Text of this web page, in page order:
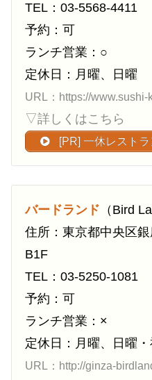
TEL：03-5568-4411
予約：可
ランチ営業：○
定休日：月曜、日曜
URL：https://www.sushi-
▽詳しくはこちら
[PR] 一休レストラ
バードランド （Bird
住所：東京都中央区
B1F
TEL：03-5250-1081
予約：可
ランチ営業：×
定休日：月曜、日曜・
URL：http://ginza-